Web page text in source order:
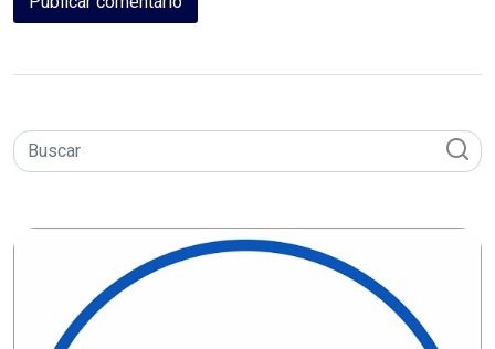
NATAL
CÂMARA
CÂMARA
MACAU